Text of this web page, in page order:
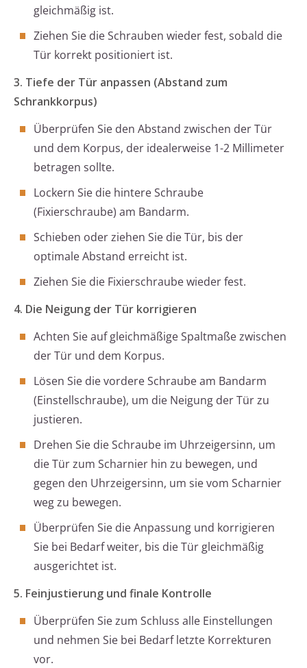
gleichmäßig ist.
Ziehen Sie die Schrauben wieder fest, sobald die
Tür korrekt positioniert ist.
3. Tiefe der Tür anpassen (Abstand zum
Schrankkorpus)
Überprüfen Sie den Abstand zwischen der Tür
und dem Korpus, der idealerweise 1-2 Millimeter
betragen sollte.
Lockern Sie die hintere Schraube
(Fixierschraube) am Bandarm.
Schieben oder ziehen Sie die Tür, bis der
optimale Abstand erreicht ist.
Ziehen Sie die Fixierschraube wieder fest.
4. Die Neigung der Tür korrigieren
Achten Sie auf gleichmäßige Spaltmaße zwischen
der Tür und dem Korpus.
Lösen Sie die vordere Schraube am Bandarm
(Einstellschraube), um die Neigung der Tür zu
justieren.
Drehen Sie die Schraube im Uhrzeigersinn, um
die Tür zum Scharnier hin zu bewegen, und
gegen den Uhrzeigersinn, um sie vom Scharnier
weg zu bewegen.
Überprüfen Sie die Anpassung und korrigieren
Sie bei Bedarf weiter, bis die Tür gleichmäßig
ausgerichtet ist.
5. Feinjustierung und finale Kontrolle
Überprüfen Sie zum Schluss alle Einstellungen
und nehmen Sie bei Bedarf letzte Korrekturen
vor.